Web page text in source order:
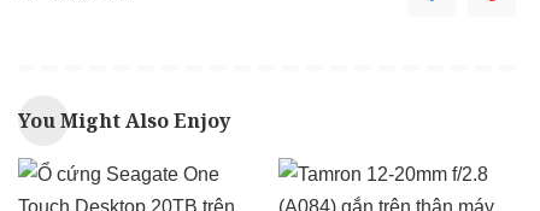
You Might Also Enjoy